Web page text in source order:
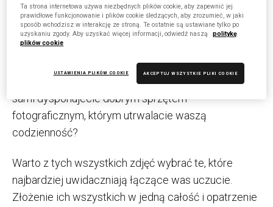
szczególną oprawą, co przekłada się nieznacznie
na wyższą cenę. Po takipomysł na prezent dla niej
dla niej warto sięgnąć szczególnie wówczas, kiedy
dysponujecie naprawdę dobrymi zdjęciami. Może
wykonywaliście kiedyś sobie wspólną sesję? Albo
sami dysponujecie dobrym sprzętem
fotograficznym, którym utrwalacie waszą
codzienność?
Warto z tych wszystkich zdjęć wybrać te, które
najbardziej uwidaczniają łączące was uczucie.
Złożenie ich wszystkich w jedną całość i opatrzenie
Ta strona internetowa używa niezbędnych plików cookie, aby zapewnić jej
prawidłowe funkcjonowanie i plików cookie śledzących, aby zrozumieć, w jaki
sposób wchodzisz w interakcję ze stroną. Te ostatnie są ustawiane tylko po
uzyskaniu zgody. Aby uzyskać więcej informacji, odwiedź naszą
politykę
plików cookie
USTAWIENIA PLIKÓW COOKIE AKCEPTUJ WSZYSTKIE PLIKI COOKIE